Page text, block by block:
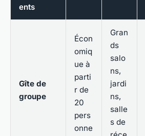
ents
Gîte de
groupe
Écon
omiq
ue à
parti
r de
20
pers
onne
Gran
ds
salo
ns,
jardi
ns,
salle
s de